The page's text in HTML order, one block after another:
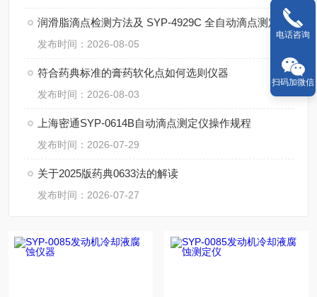
润滑脂滴点检测方法及 SYP‑4929C 全自动滴点测定仪应用
发布时间：2026-08-05
符合药典标准的膏药软化点如何选则仪器
发布时间：2026-08-03
上海密通SYP-0614B自动滴点测定仪操作规程
发布时间：2026-07-29
关于2025版药典0633法的解读
发布时间：2026-07-27
电话咨询
扫码加微信